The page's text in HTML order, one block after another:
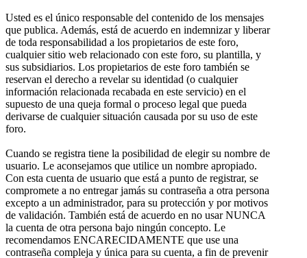
Usted es el único responsable del contenido de los mensajes
que publica. Además, está de acuerdo en indemnizar y liberar
de toda responsabilidad a los propietarios de este foro,
cualquier sitio web relacionado con este foro, su plantilla, y
sus subsidiarios. Los propietarios de este foro también se
reservan el derecho a revelar su identidad (o cualquier
información relacionada recabada en este servicio) en el
supuesto de una queja formal o proceso legal que pueda
derivarse de cualquier situación causada por su uso de este
foro.
Cuando se registra tiene la posibilidad de elegir su nombre de
usuario. Le aconsejamos que utilice un nombre apropiado.
Con esta cuenta de usuario que está a punto de registrar, se
compromete a no entregar jamás su contraseña a otra persona
excepto a un administrador, para su protección y por motivos
de validación. También está de acuerdo en no usar NUNCA
la cuenta de otra persona bajo ningún concepto. Le
recomendamos ENCARECIDAMENTE que use una
contraseña compleja y única para su cuenta, a fin de prevenir